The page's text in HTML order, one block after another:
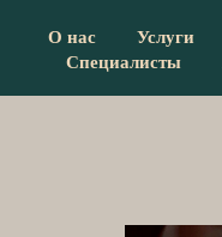
О нас Услуги
Специалисты